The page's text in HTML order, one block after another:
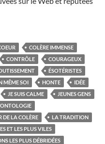
COLÈRE IMMENSE
CONTRÔLE
COURAGEUX
ÉSOTÉRISTES
MÊME SOI HONTE
IDÉE
JE SUIS CALME
JEUNES GENS
DE LA COLÈRE
LA TRADITION
ET LES PLUS VILES
LES PLUS DÉBRIDÉES